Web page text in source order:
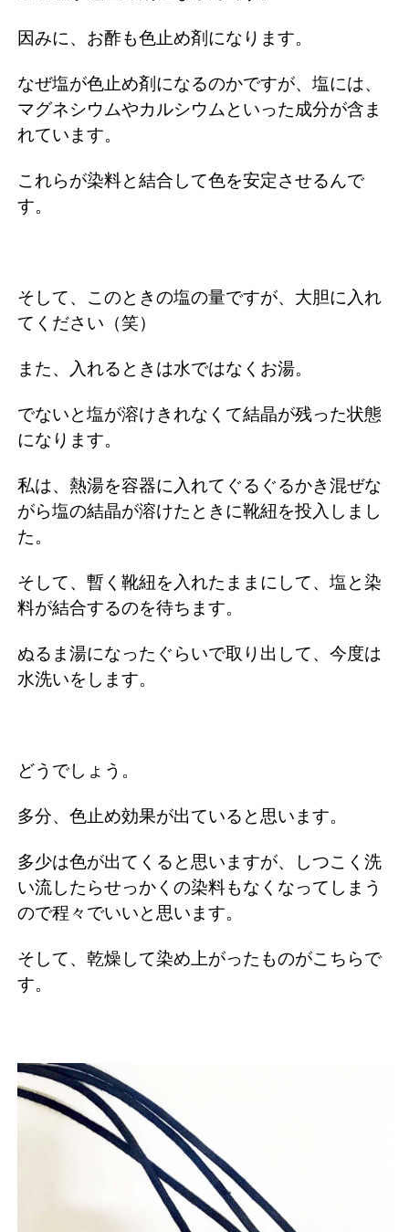
因みに、お酢も色止め剤になります。
なぜ塩が色止め剤になるのかですが、塩には、
マグネシウムやカルシウムといった成分が含ま
れています。
これらが染料と結合して色を安定させるんで
す。
そして、このときの塩の量ですが、大胆に入れ
てください（笑）
また、入れるときは水ではなくお湯。
でないと塩が溶けきれなくて結晶が残った状態
になります。
私は、熱湯を容器に入れてぐるぐるかき混ぜな
がら塩の結晶が溶けたときに靴紐を投入しまし
た。
そして、暫く靴紐を入れたままにして、塩と染
料が結合するのを待ちます。
ぬるま湯になったぐらいで取り出して、今度は
水洗いをします。
どうでしょう。
多分、色止め効果が出ていると思います。
多少は色が出てくると思いますが、しつこく洗
い流したらせっかくの染料もなくなってしまう
ので程々でいいと思います。
そして、乾燥して染め上がったものがこちらで
す。